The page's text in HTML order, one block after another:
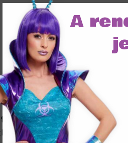
SZÁLLÍTÁS
Jelmez
81-86 cm / Belső
A